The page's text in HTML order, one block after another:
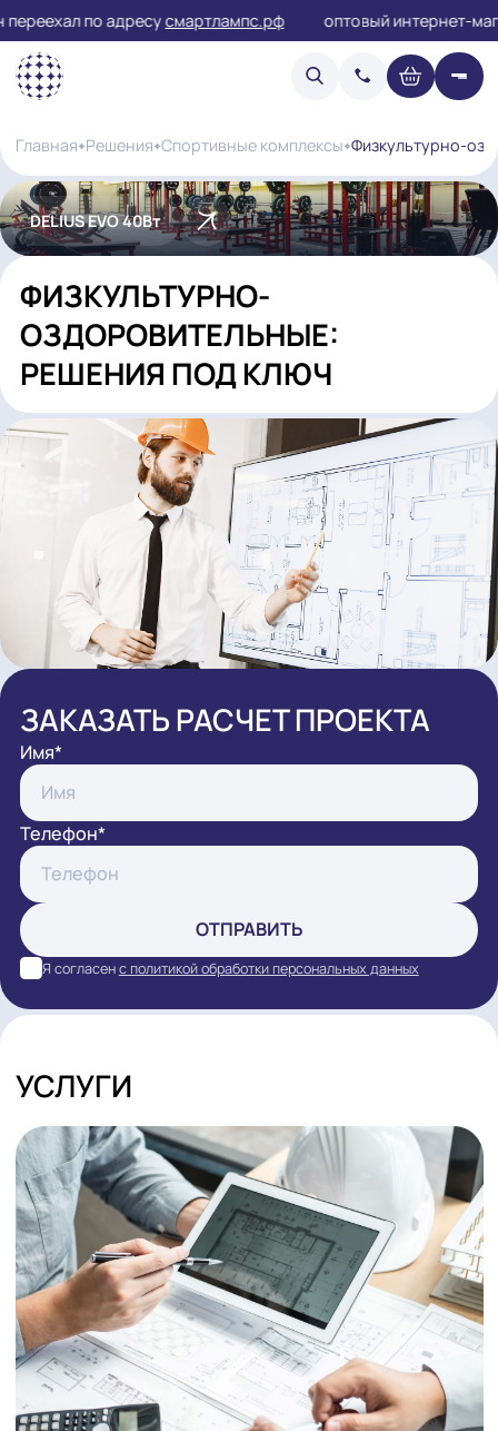
по адресусмартлампс.рф оптовый
Спортивные комплексы
DELIUS EVO 40Вт
ФИЗКУЛЬТУРНО-
ОЗДОРОВИТЕЛЬНЫЕ:
РЕШЕНИЯ ПОД КЛЮЧ
ЗАКАЗАТЬ РАСЧЕТ ПРОЕКТА
Имя*
Телефон*
Я согласен
УСЛУГИ